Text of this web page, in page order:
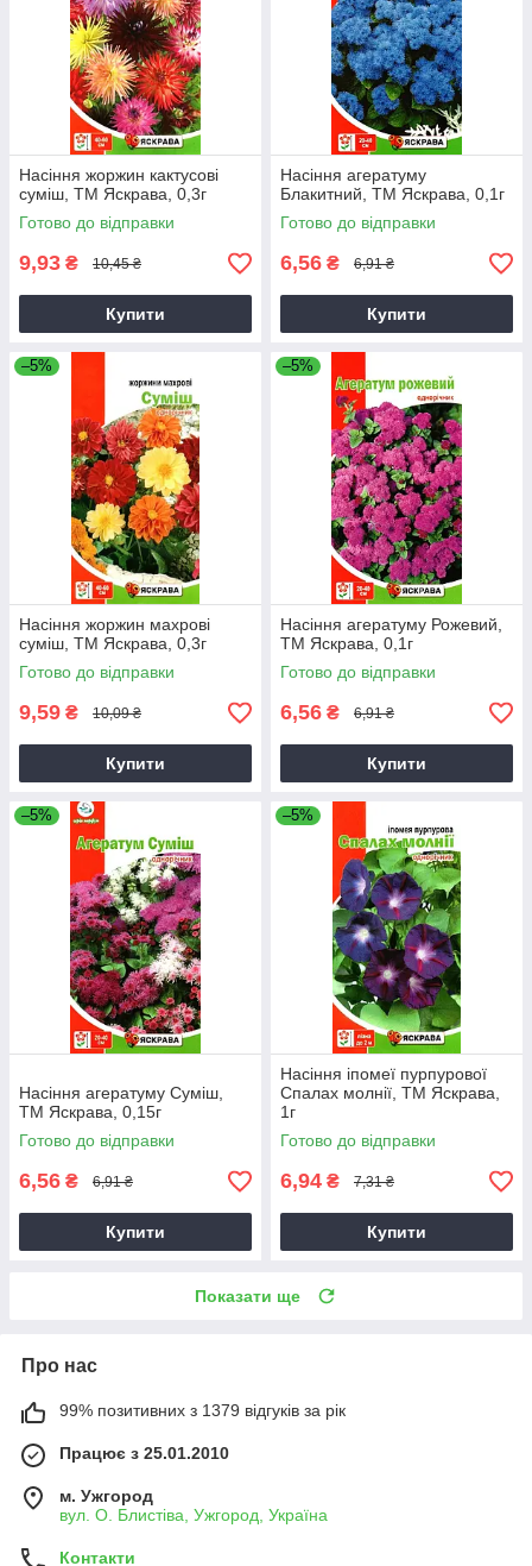
Насіння жоржин кактусові
суміш, ТМ Яскрава, 0,3г
Готово до відправки
9,93 ₴ 10,45 ₴
Купити
Насіння агератуму
Блакитний, ТМ Яскрава, 0,1г
Готово до відправки
6,56 ₴ 6,91 ₴
Купити
–5%
Насіння жоржин махрові
суміш, ТМ Яскрава, 0,3г
Готово до відправки
9,59 ₴ 10,09 ₴
Купити
–5%
Насіння агератуму Рожевий,
ТМ Яскрава, 0,1г
Готово до відправки
6,56 ₴ 6,91 ₴
Купити
–5%
Насіння агератуму Суміш,
ТМ Яскрава, 0,15г
Готово до відправки
6,56 ₴ 6,91 ₴
Купити
–5%
Насіння іпомеї пурпурової
Спалах молнії, ТМ Яскрава,
1г
Готово до відправки
6,94 ₴ 7,31 ₴
Купити
Показати ще
Про нас
99% позитивних з 1379 відгуків за рік
Працює з 25.01.2010
м. Ужгород
вул. О. Блистіва, Ужгород, Україна
Контакти